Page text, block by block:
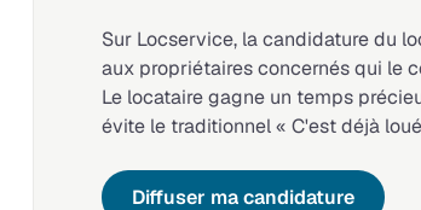
Sur Locservice, la candidature du
aux propriétaires concernés qui le
Le locataire gagne un temps
évite le traditionnel « C'est déjà
Diffuser ma candidature